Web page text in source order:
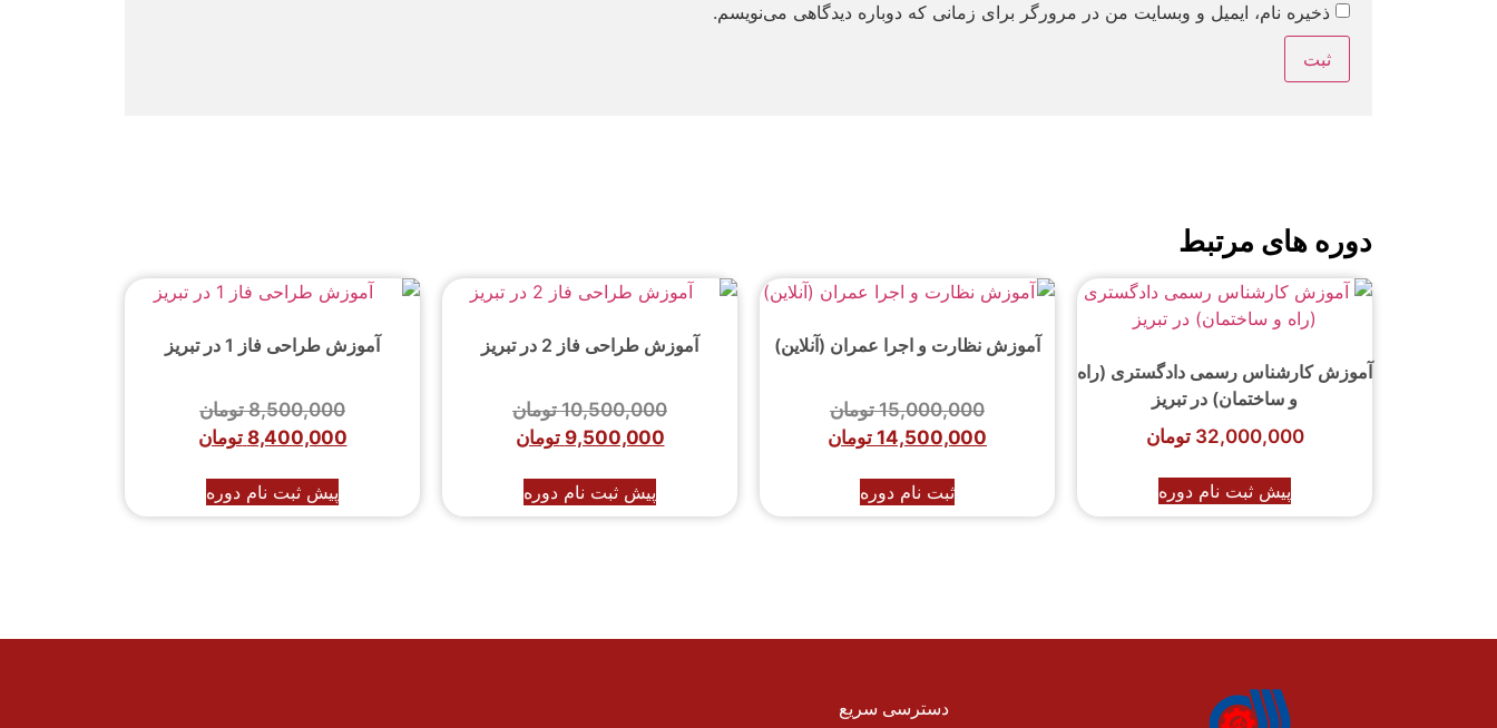
ذخیره نام، ایمیل و وبسایت من در مرورگر برای زمانی که دوباره دیدگاهی می‌نویسم.
دوره های مرتبط
آموزش کارشناس رسمی دادگستری (راه
و ساختمان) در تبریز
32,000,000 تومان
پیش ثبت نام دوره
آموزش نظارت و اجرا عمران (آنلاین)
15,000,000 تومان
14,500,000 تومان
ثبت نام دوره
آموزش طراحی فاز 2 در تبریز
10,500,000 تومان
9,500,000 تومان
پیش ثبت نام دوره
آموزش طراحی فاز 1 در تبریز
8,500,000 تومان
8,400,000 تومان
پیش ثبت نام دوره
دسترسی سریع